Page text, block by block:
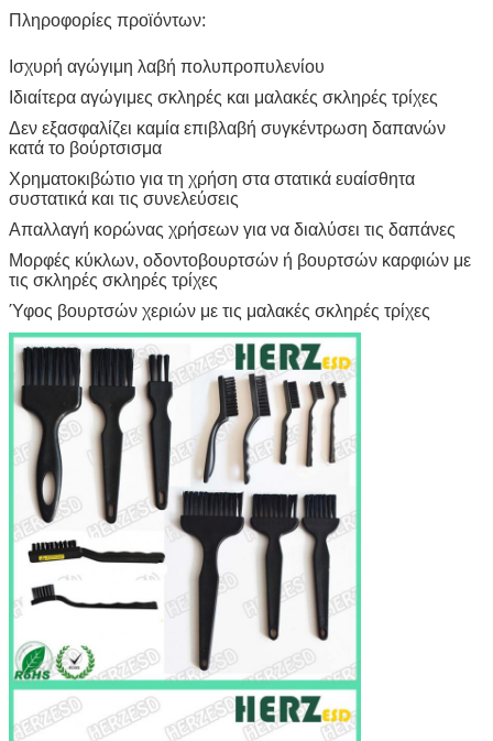
Πληροφορίες προϊόντων:
Ισχυρή αγώγιμη λαβή πολυπροπυλενίου
Ιδιαίτερα αγώγιμες σκληρές και μαλακές σκληρές τρίχες
Δεν εξασφαλίζει καμία επιβλαβή συγκέντρωση δαπανών
κατά το βούρτσισμα
Χρηματοκιβώτιο για τη χρήση στα στατικά ευαίσθητα
συστατικά και τις συνελεύσεις
Απαλλαγή κορώνας χρήσεων για να διαλύσει τις δαπάνες
Μορφές κύκλων, οδοντοβουρτσών ή βουρτσών καρφιών με
τις σκληρές σκληρές τρίχες
Ύφος βουρτσών χεριών με τις μαλακές σκληρές τρίχες